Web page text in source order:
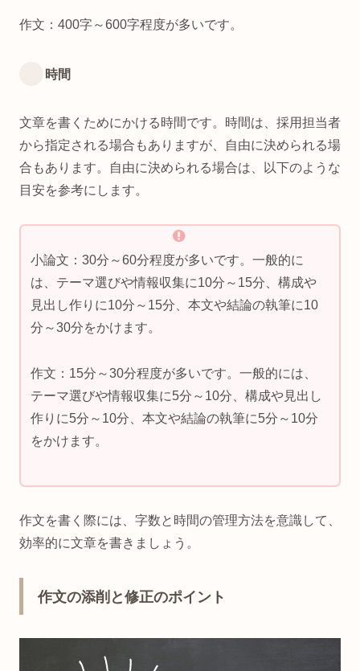
作文：400字～600字程度が多いです。
時間
文章を書くためにかける時間です。時間は、採用担当者
から指定される場合もありますが、自由に決められる場
合もあります。自由に決められる場合は、以下のような
目安を参考にします。
小論文：30分～60分程度が多いです。一般的に
は、テーマ選びや情報収集に10分～15分、構成や
見出し作りに10分～15分、本文や結論の執筆に10
分～30分をかけます。
作文：15分～30分程度が多いです。一般的には、
テーマ選びや情報収集に5分～10分、構成や見出し
作りに5分～10分、本文や結論の執筆に5分～10分
をかけます。
作文を書く際には、字数と時間の管理方法を意識して、
効率的に文章を書きましょう。
作文の添削と修正のポイント